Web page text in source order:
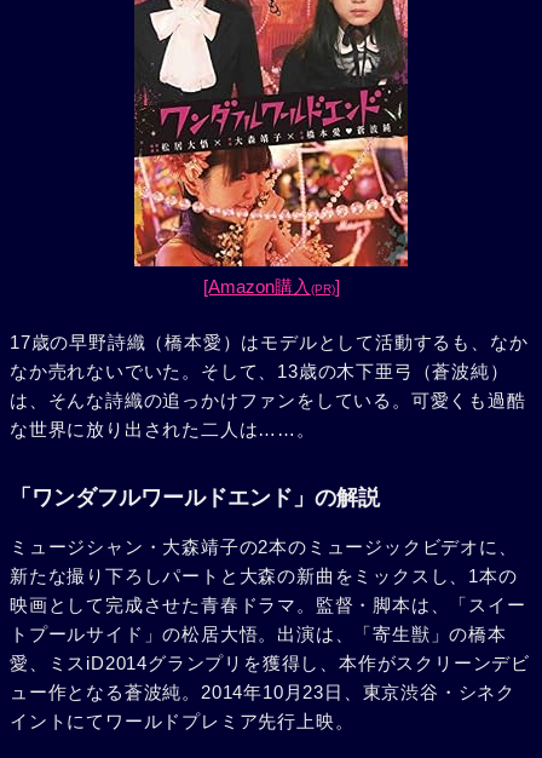
[Amazon購入 (PR)]
17歳の早野詩織（橋本愛）はモデルとして活動するも、なか
なか売れないでいた。そして、13歳の木下亜弓（蒼波純）
は、そんな詩織の追っかけファンをしている。可愛くも過酷
な世界に放り出された二人は……。
「ワンダフルワールドエンド」の解説
ミュージシャン・大森靖子の2本のミュージックビデオに、
新たな撮り下ろしパートと大森の新曲をミックスし、1本の
映画として完成させた青春ドラマ。監督・脚本は、「スイー
トプールサイド」の松居大悟。出演は、「寄生獣」の橋本
愛、ミスiD2014グランプリを獲得し、本作がスクリーンデビ
ュー作となる蒼波純。2014年10月23日、東京渋谷・シネク
イントにてワールドプレミア先行上映。